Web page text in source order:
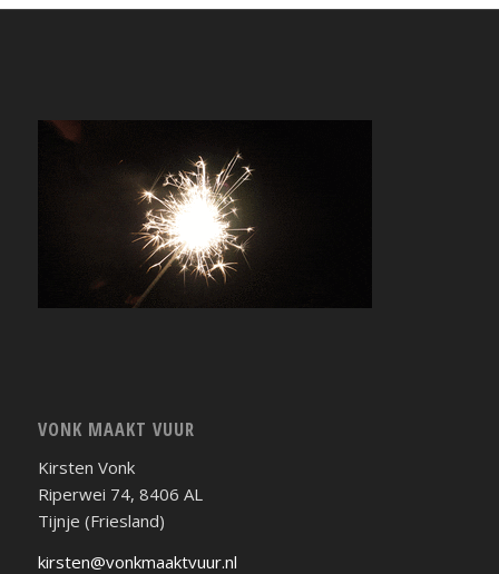
VONK MAAKT VUUR
Kirsten Vonk
Riperwei 74, 8406 AL
Tijnje (Friesland)
kirsten@vonkmaaktvuur.nl